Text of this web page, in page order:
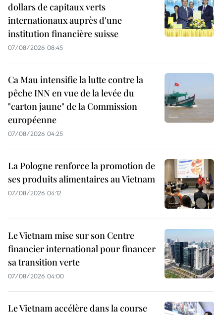
dollars de capitaux verts
internationaux auprès d'une
institution financière suisse
07/08/2026 08:45
Ca Mau intensifie la lutte contre la
pêche INN en vue de la levée du
"carton jaune" de la Commission
européenne
07/08/2026 04:25
La Pologne renforce la promotion de
ses produits alimentaires au Vietnam
07/08/2026 04:12
Le Vietnam mise sur son Centre
financier international pour financer
sa transition verte
07/08/2026 04:00
Le Vietnam accélère dans la course